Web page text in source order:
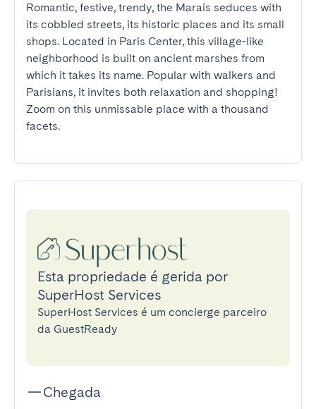
Romantic, festive, trendy, the Marais seduces with
its cobbled streets, its historic places and its small
shops. Located in Paris Center, this village-like
neighborhood is built on ancient marshes from
which it takes its name. Popular with walkers and
Parisians, it invites both relaxation and shopping!
Zoom on this unmissable place with a thousand
facets.
Esta propriedade é gerida por
SuperHost Services
SuperHost Services é um concierge parceiro
da GuestReady
Chegada